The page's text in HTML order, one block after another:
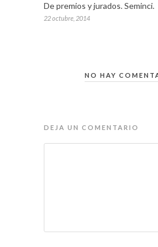
De premios y jurados. Seminci.
22 octubre, 2014
NO HAY
DEJA UN COMENTARIO